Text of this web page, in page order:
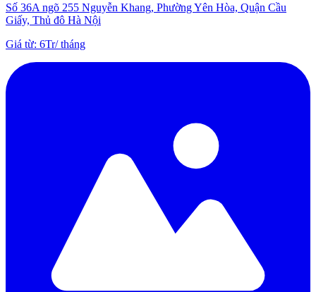
Số 36A ngõ 255 Nguyễn Khang, Phường Yên Hòa, Quận Cầu
Giấy, Thủ đô Hà Nội
Giá từ: 6Tr/tháng